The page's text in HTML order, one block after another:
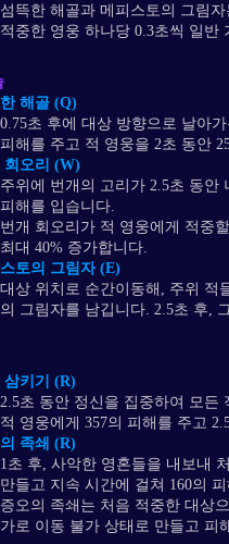
섬뜩한 해골과 메피스토의 그림
적중한 영웅 하나당 0.3초씩 일반
해골 (Q)
0.75초 후에 대상 방향으로 날아
피해를 주고 적 영웅을 2초 동안
회오리 (W)
주위에 번개의 고리가 2.5초 동안
피해를 입습니다.
번개 회오리가 적 영웅에게 적중
최대 40% 증가합니다.
토의 그림자 (E)
대상 위치로 순간이동해, 주위 적
의 그림자를 남깁니다. 2.5초 후,
삼키기 (R)
2.5초 동안 정신을 집중하여 모든
적 영웅에게 357의 피해를 주고
족쇄 (R)
1초 후, 사악한 영혼들을 내보내
만들고 지속 시간에 걸쳐 160의 피
증오의 족쇄는 처음 적중한 대상
가로 이동 불가 상태로 만들고 피